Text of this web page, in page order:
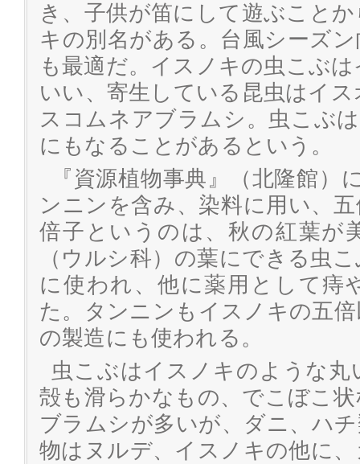
き、子供が笛にして遊ぶこと
キの別名がある。台風シーズ
も最適だ。イスノキの虫こぶ
いい、寄生している昆虫はイ
スコムネアブラムシ。虫こぶ
にもなることがあるという。
『資源植物事典』（北隆館）
ンニンを含み、染料に用い、
倍子というのは、秋の紅葉が
（ウルシ科）の葉にできる虫
に使われ、他に薬用として痔
た。タンニンもイスノキの五
の製造にも使われる。
虫こぶはイスノキのような
殻も滑らかなもの、でこぼこ
ブラムシが多いが、ダニ、ハ
物はヌルデ、イスノキの他に